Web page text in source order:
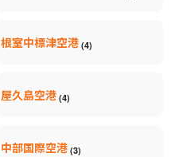
根室中標津空港 (4)
屋久島空港 (4)
中部国際空港 (3)